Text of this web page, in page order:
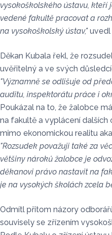
vysokoškolského ústavu, kteří
vedené fakultě pracovat a
na vysokoškolský ústav," uvedl
Děkan Kubala řekl, že
uvěřitelný a ve svých
"Významně se odlišuje od
auditu, inspektorátu práce i
Poukázal na to, že žalobce
na fakultě a vyplácení
mimo ekonomickou realitu
"Rozsudek považuji také za
většiny nároků žalobce je
děkanovi právo nastavit na
je na vysokých školách zcela
Odmítl přitom názory
souvisely se zřízením